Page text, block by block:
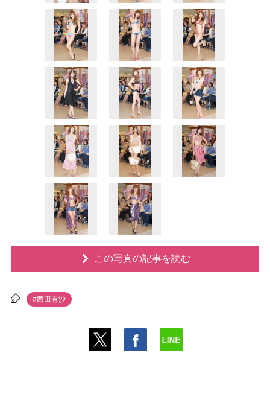
この写真の記事を読む
#西田有沙